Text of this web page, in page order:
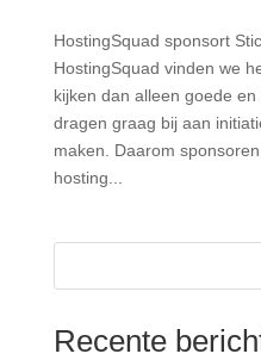
HostingSquad sponsort
HostingSquad vinden we
kijken dan alleen goede
dragen graag bij aan
maken. Daarom
hosting...
Recente